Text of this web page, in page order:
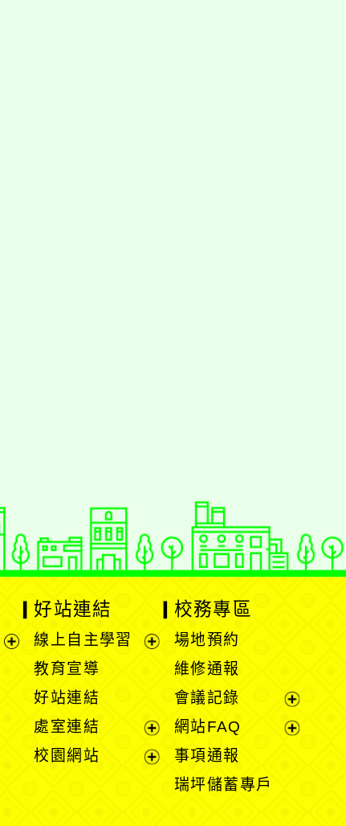
好站連結
線上自主學習
單
教育宣導
好站連結
處室連結
展
開
校園網站
校務專區
場地預約
維修通報
會議記錄
展
開
網站FAQ
事項通報
瑞坪儲蓄專戶